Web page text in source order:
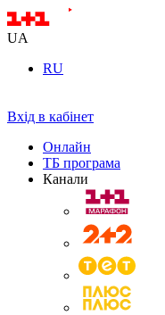
UA
RU
Вхід в кабінет
Онлайн
ТБ програма
Канали